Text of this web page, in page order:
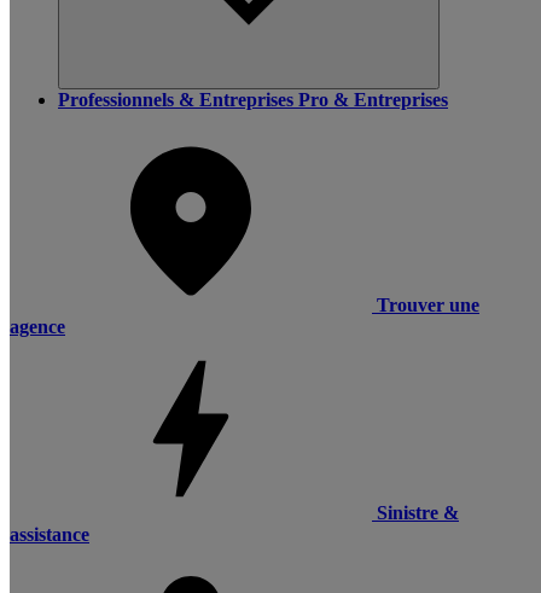
Professionnels & Entreprises Pro & Entreprises
Trouver une
agence
Sinistre &
assistance